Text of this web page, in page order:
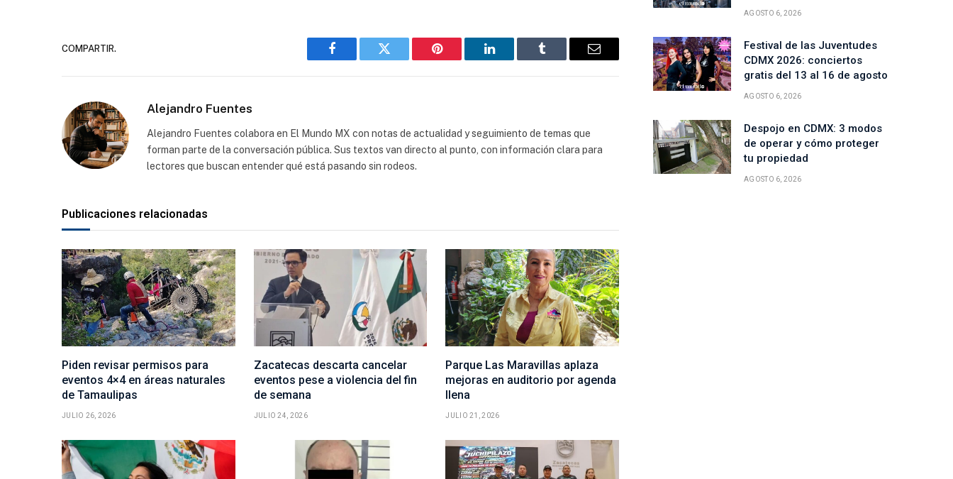
COMPARTIR.
Facebook Gorjeo Pinterest LinkedIn Tumblr
Correo
Alejandro Fuentes
Alejandro Fuentes colabora en El Mundo MX con notas de actualidad y seguimiento de temas que
forman parte de la conversación pública. Sus textos van directo al punto, con información clara para
lectores que buscan entender qué está pasando sin rodeos.
Publicaciones relacionadas
Piden revisar permisos para
eventos 4×4 en áreas naturales
de Tamaulipas
JULIO 26, 2026
Zacatecas descarta cancelar
eventos pese a violencia del fin
de semana
JULIO 24, 2026
Parque Las Maravillas aplaza
mejoras en auditorio por agenda
llena
JULIO 21, 2026
AGOSTO 6, 2026
Festival de las Juventudes
CDMX 2026: conciertos
gratis del 13 al 16 de agosto
AGOSTO 6, 2026
Despojo en CDMX: 3 modos
de operar y cómo proteger
tu propiedad
AGOSTO 6, 2026